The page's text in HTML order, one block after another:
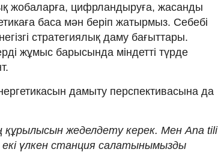
жобаларға, цифрландыруға, жасанды
баса мән беріп жатырмыз. Себебі
стратегиялық даму бағыттары.
жұмыс барысында міндетті түрде
дамыту перспективасына да
жеделдету керек. Мен Ana tili
үлкен станция салатынымызды